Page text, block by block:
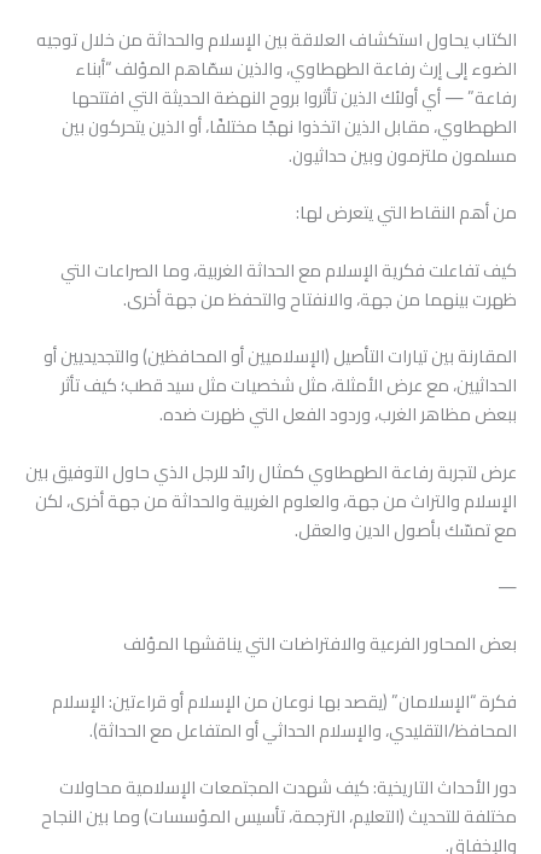
الكتاب يحاول استكشاف العلاقة بين الإسلام والحداثة من خلال توجيه
الضوء إلى إرث رفاعة الطهطاوي، والذين سمّاهم المؤلف “أبناء
رفاعة” — أي أولئك الذين تأثروا بروح النهضة الحديثة التي افتتحها
الطهطاوي، مقابل الذين اتخذوا نهجًا مختلفًا، أو الذين يتحركون بين
مسلمون ملتزمون وبين حداثيون.
من أهم النقاط التي يتعرض لها:
كيف تفاعلت فكرية الإسلام مع الحداثة الغربية، وما الصراعات التي
ظهرت بينهما من جهة، والانفتاح والتحفظ من جهة أخرى.
المقارنة بين تيارات التأصيل (الإسلاميين أو المحافظين) والتجديديين أو
الحداثيين، مع عرض الأمثلة، مثل شخصيات مثل سيد قطب؛ كيف تأثر
ببعض مظاهر الغرب، وردود الفعل التي ظهرت ضده.
عرض لتجربة رفاعة الطهطاوي كمثال رائد للرجل الذي حاول التوفيق بين
الإسلام والتراث من جهة، والعلوم الغربية والحداثة من جهة أخرى، لكن
مع تمسّك بأصول الدين والعقل.
—
بعض المحاور الفرعية والافتراضات التي يناقشها المؤلف
فكرة “الإسلامان” (يقصد بها نوعان من الإسلام أو قراءتين: الإسلام
المحافظ/التقليدي، والإسلام الحداثي أو المتفاعل مع الحداثة).
دور الأحداث التاريخية: كيف شهدت المجتمعات الإسلامية محاولات
مختلفة للتحديث (التعليم، الترجمة، تأسيس المؤسسات) وما بين النجاح
والإخفاق.